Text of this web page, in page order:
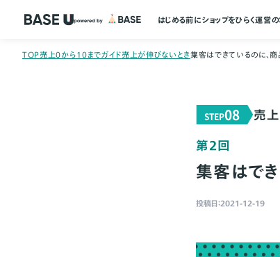
はじめる前にショップをひらく運営の
TOP売上0から10までガイド売上が伸びないとき集客はできているのに、
STEP08
売
第2回
集客はで
投稿日：2021-12-19